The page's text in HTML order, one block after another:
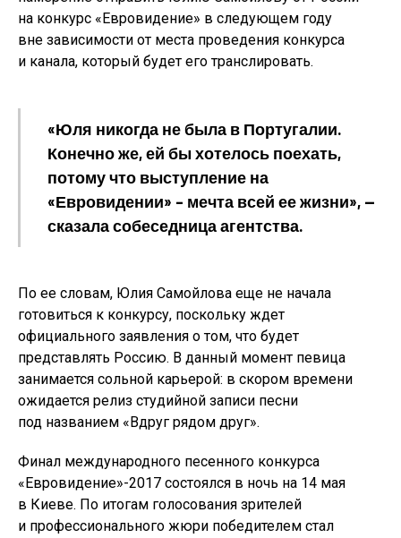
на конкурс «Евровидение» в следующем году
вне зависимости от места проведения конкурса
и канала, который будет его транслировать.
«Юля никогда не была в Португалии.
Конечно же, ей бы хотелось поехать,
потому что выступление на
«Евровидении» – мечта всей ее жизни», —
сказала собеседница агентства.
По ее словам, Юлия Самойлова еще не начала
готовиться к конкурсу, поскольку ждет
официального заявления о том, что будет
представлять Россию. В данный момент певица
занимается сольной карьерой: в скором времени
ожидается релиз студийной записи песни
под названием «Вдруг рядом друг».
Финал международного песенного конкурса
«Евровидение»-2017 состоялся в ночь на 14 мая
в Киеве. По итогам голосования зрителей
и профессионального жюри победителем стал